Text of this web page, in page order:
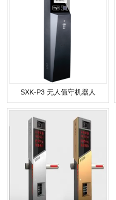
SXK-P3 无人值守机器人